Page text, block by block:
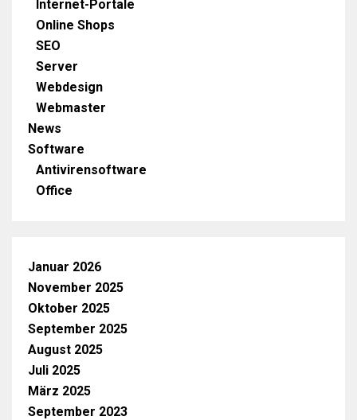
Internet-Portale
Online Shops
SEO
Server
Webdesign
Webmaster
News
Software
Antivirensoftware
Office
Januar 2026
November 2025
Oktober 2025
September 2025
August 2025
Juli 2025
März 2025
September 2023